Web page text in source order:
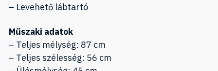
– Levehető lábtartó
Műszaki adatok
– Teljes mélység: 87 cm
– Teljes szélesség: 56 cm